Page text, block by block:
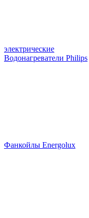
электрические
Водонагреватели Philips
Фанкойлы Energolux